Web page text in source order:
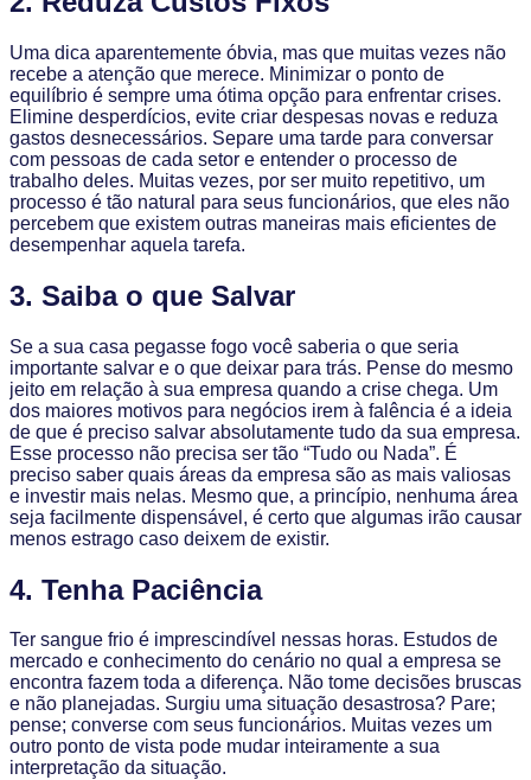
Uma dica aparentemente óbvia, mas que muitas vezes não
recebe a atenção que merece. Minimizar o ponto de
equilíbrio é sempre uma ótima opção para enfrentar crises.
Elimine desperdícios, evite criar despesas novas e reduza
gastos desnecessários. Separe uma tarde para conversar
com pessoas de cada setor e entender o processo de
trabalho deles. Muitas vezes, por ser muito repetitivo, um
processo é tão natural para seus funcionários, que eles não
percebem que existem outras maneiras mais eficientes de
desempenhar aquela tarefa.
3. Saiba o que Salvar
Se a sua casa pegasse fogo você saberia o que seria
importante salvar e o que deixar para trás. Pense do mesmo
jeito em relação à sua empresa quando a crise chega. Um
dos maiores motivos para negócios irem à falência é a ideia
de que é preciso salvar absolutamente tudo da sua empresa.
Esse processo não precisa ser tão “Tudo ou Nada”. É
preciso saber quais áreas da empresa são as mais valiosas
e investir mais nelas. Mesmo que, a princípio, nenhuma área
seja facilmente dispensável, é certo que algumas irão causar
menos estrago caso deixem de existir.
4. Tenha Paciência
Ter sangue frio é imprescindível nessas horas. Estudos de
mercado e conhecimento do cenário no qual a empresa se
encontra fazem toda a diferença. Não tome decisões bruscas
e não planejadas. Surgiu uma situação desastrosa? Pare;
pense; converse com seus funcionários. Muitas vezes um
outro ponto de vista pode mudar inteiramente a sua
interpretação da situação.